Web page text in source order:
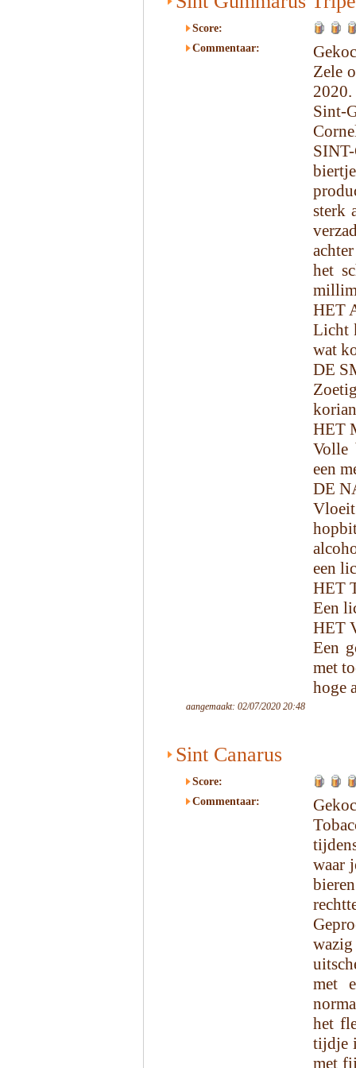
Score:
Commentaar:
Zele
2020.
Sint-
sterk
het
HET
Licht
wat
DE
HET
Volle
een
DE
een
HET
Een
HET
Een
met
hoge
aangemaakt: 02/07/2020 20:48
Sint Canarus
Score:
Commentaar:
waar
met
het
tijdje
met